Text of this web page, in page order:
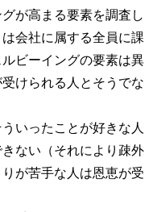
が高まる要素を調査し
会社に属する全員に課
ビーイングの要素は異
けられる人とそうでな
いったことが好きな人
ない（それにより疎外
が苦手な人は恩恵が受